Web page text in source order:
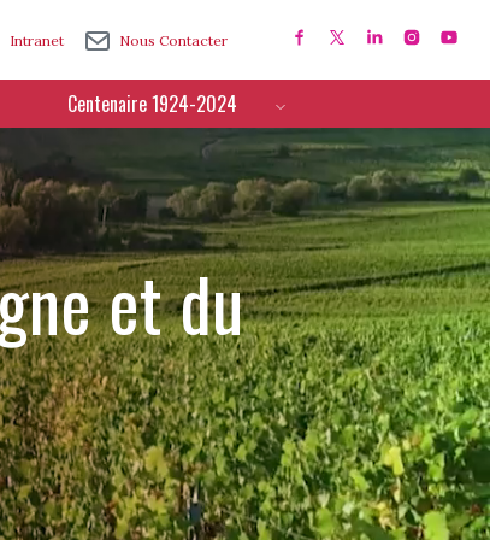
Intranet Nous Contacter
Centenaire 1924-2024
et du